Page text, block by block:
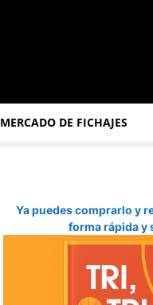
MERCADO DE FICHAJES
Ya puedes comprarlo y
forma rápida y